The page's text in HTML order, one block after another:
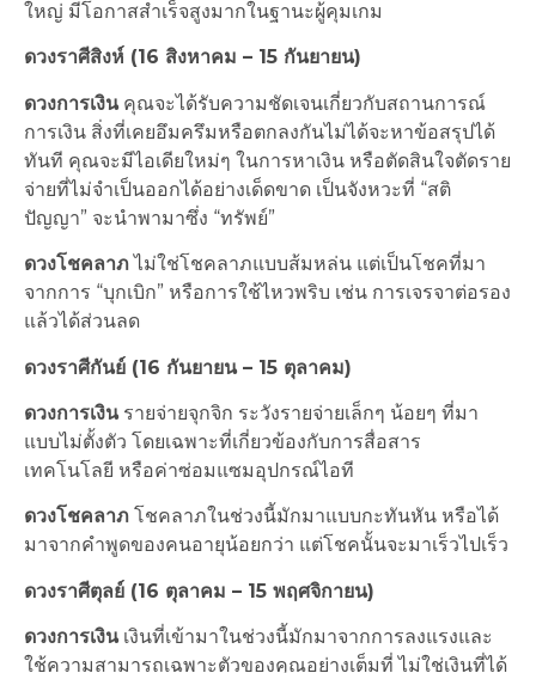
ใหญ่ มีโอกาสสำเร็จสูงมากในฐานะผู้คุมเกม
ดวงราศีสิงห์ (16 สิงหาคม – 15 กันยายน)
ดวงการเงินคุณจะได้รับความชัดเจนเกี่ยวกับสถานการณ์
การเงิน สิ่งที่เคยอึมครึมหรือตกลงกันไม่ได้จะหาข้อสรุปได้
ทันที คุณจะมีไอเดียใหม่ๆ ในการหาเงิน หรือตัดสินใจตัดราย
จ่ายที่ไม่จำเป็นออกได้อย่างเด็ดขาด เป็นจังหวะที่ “สติ
ปัญญา” จะนำพามาซึ่ง “ทรัพย์”
ดวงโชคลาภไม่ใช่โชคลาภแบบส้มหล่น แต่เป็นโชคที่มา
จากการ “บุกเบิก” หรือการใช้ไหวพริบ เช่น การเจรจาต่อรอง
แล้วได้ส่วนลด
ดวงราศีกันย์ (16 กันยายน – 15 ตุลาคม)
ดวงการเงินรายจ่ายจุกจิก ระวังรายจ่ายเล็กๆ น้อยๆ ที่มา
แบบไม่ตั้งตัว โดยเฉพาะที่เกี่ยวข้องกับการสื่อสาร
เทคโนโลยี หรือค่าซ่อมแซมอุปกรณ์ไอที
ดวงโชคลาภ โชคลาภในช่วงนี้มักมาแบบกะทันหัน หรือได้
มาจากคำพูดของคนอายุน้อยกว่า แต่โชคนั้นจะมาเร็วไปเร็ว
ดวงราศีตุลย์ (16 ตุลาคม – 15 พฤศจิกายน)
ดวงการเงินเงินที่เข้ามาในช่วงนี้มักมาจากการลงแรงและ
ใช้ความสามารถเฉพาะตัวของคุณอย่างเต็มที่ ไม่ใช่เงินที่ได้